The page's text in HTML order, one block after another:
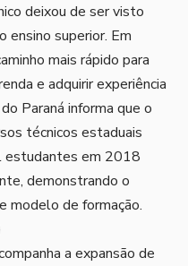
deixou de ser visto
ensino superior. Em
mais rápido para
e adquirir experiência
Paraná informa que o
técnicos estaduais
estudantes em 2018
demonstrando o
modelo de formação.
a expansão de